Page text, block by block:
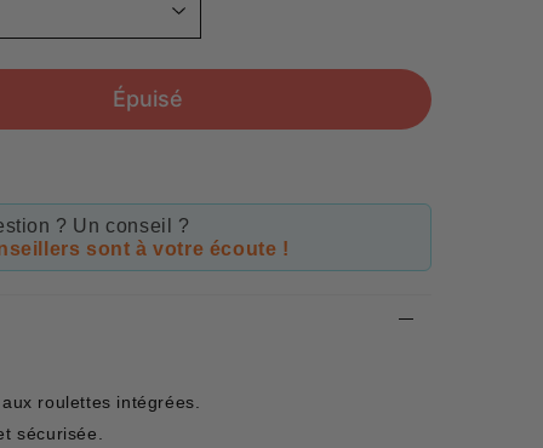
Épuisé
? Un conseil ?
sont à votre écoute !
roulettes intégrées.
sécurisée.